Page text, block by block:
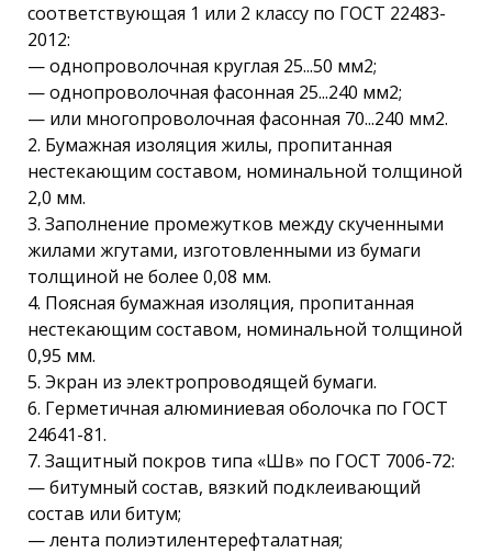
соответствующая 1 или 2 классу по ГОСТ 22483-
2012:
— однопроволочная круглая 25...50 мм2;
— однопроволочная фасонная 25...240 мм2;
— или многопроволочная фасонная 70...240 мм2.
2. Бумажная изоляция жилы, пропитанная
нестекающим составом, номинальной толщиной
2,0 мм.
3. Заполнение промежутков между скученными
жилами жгутами, изготовленными из бумаги
толщиной не более 0,08 мм.
4. Поясная бумажная изоляция, пропитанная
нестекающим составом, номинальной толщиной
0,95 мм.
5. Экран из электропроводящей бумаги.
6. Герметичная алюминиевая оболочка по ГОСТ
24641-81.
7. Защитный покров типа «Шв» по ГОСТ 7006-72:
— битумный состав, вязкий подклеивающий
состав или битум;
— лента полиэтилентерефталатная;